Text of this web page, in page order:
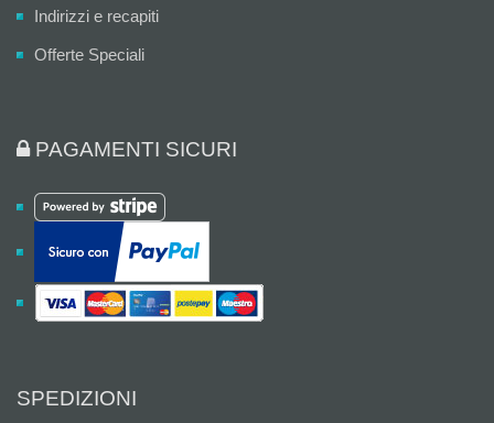
Indirizzi e recapiti
Offerte Speciali
PAGAMENTI SICURI
SPEDIZIONI